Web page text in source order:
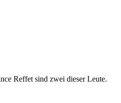
Reffet sind zwei dieser Leute.